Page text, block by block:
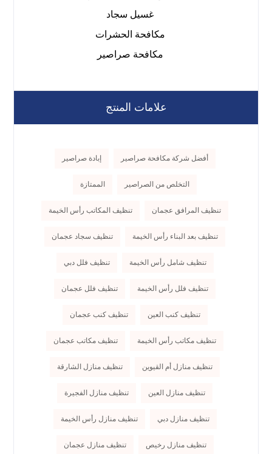
غسيل سجاد
مكافحة الحشرات
مكافحة صراصير
علامات المنتج
أفضل شركة مكافحة صراصير إبادة صراصير
التخلص من الصراصير الممتازة
تنظيف المرافق عجمان تنظيف المكاتب رأس الخيمة
تنظيف بعد البناء رأس الخيمة تنظيف سجاد عجمان
تنظيف شامل رأس الخيمة تنظيف فلل دبي
تنظيف فلل رأس الخيمة تنظيف فلل عجمان
تنظيف كنب العين تنظيف كنب عجمان
تنظيف مكاتب رأس الخيمة تنظيف مكاتب عجمان
تنظيف منازل أم القيوين تنظيف منازل الشارقة
تنظيف منازل العين تنظيف منازل الفجيرة
تنظيف منازل دبي تنظيف منازل رأس الخيمة
تنظيف منازل رخيص تنظيف منازل عجمان